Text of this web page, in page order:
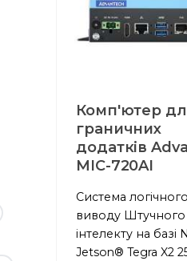
Комп'ютер
граничних
додатків
MIC-720AI
Система логічного
виводу Штучного
інтелекту на базі
Jetson® Tegra X2